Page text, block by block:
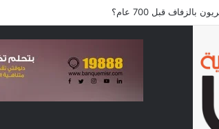
قبل 700 عام؟